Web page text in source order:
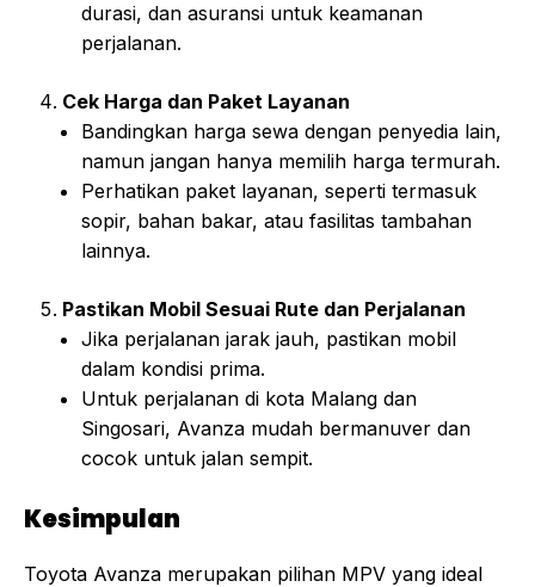
durasi, dan asuransi untuk keamanan
perjalanan.
Cek Harga dan Paket Layanan
Bandingkan harga sewa dengan penyedia lain,
namun jangan hanya memilih harga termurah.
Perhatikan paket layanan, seperti termasuk
sopir, bahan bakar, atau fasilitas tambahan
lainnya.
Pastikan Mobil Sesuai Rute dan Perjalanan
Jika perjalanan jarak jauh, pastikan mobil
dalam kondisi prima.
Untuk perjalanan di kota Malang dan
Singosari, Avanza mudah bermanuver dan
cocok untuk jalan sempit.
Kesimpulan
Toyota Avanza merupakan pilihan MPV yang ideal